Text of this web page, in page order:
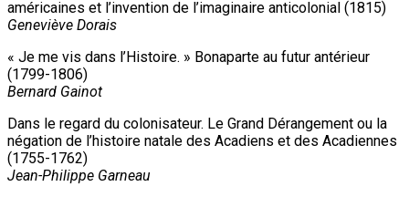
américaines et l’invention de l’imaginaire anticolonial (1815)
Geneviève Dorais
« Je me vis dans l’Histoire. » Bonaparte au futur antérieur
(1799-1806)
Bernard Gainot
Dans le regard du colonisateur. Le Grand Dérangement ou la
négation de l’histoire natale des Acadiens et des Acadiennes
(1755-1762)
Jean-Philippe Garneau